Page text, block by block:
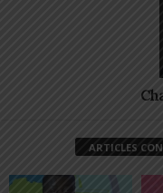
ARTICLES